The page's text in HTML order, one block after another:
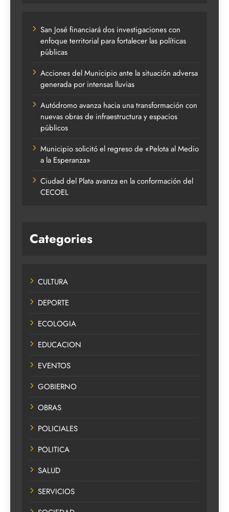
San José financiará dos investigaciones con
enfoque territorial para fortalecer las políticas
públicas
Acciones del Municipio ante la situación adversa
generada por intensas lluvias
Autódromo avanza hacia una transformación con
nuevas obras de infraestructura y espacios
públicos
Municipio solicitó el regreso de «Pelota al Medio
a la Esperanza»
Ciudad del Plata avanza en la conformación del
CECOEL
Categories
CULTURA
DEPORTE
ECOLOGIA
EDUCACION
EVENTOS
GOBIERNO
OBRAS
POLICIALES
POLITICA
SALUD
SERVICIOS